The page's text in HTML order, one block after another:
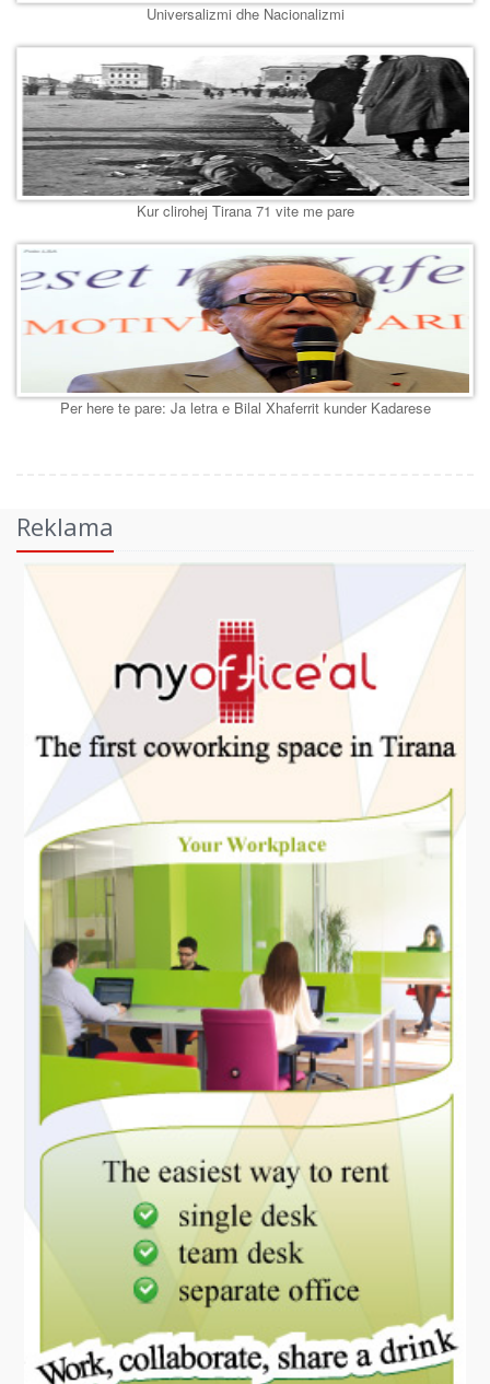
Universalizmi dhe Nacionalizmi
Kur clirohej Tirana 71 vite me pare
Per here te pare: Ja letra e Bilal Xhaferrit kunder Kadarese
Reklama